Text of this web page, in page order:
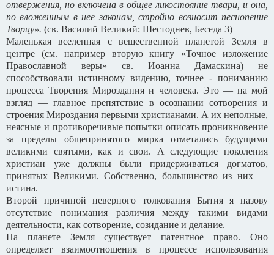
отвержения, но включена в общее ликостояние твари, и она,
по вложенным в нее законам, стройно возносит песнопение
Творцу». (св. Василий Великий: Шестоднев, Беседа 3)
Маленькая вселенная с вещественной планетой Земля в
центре (см. например вторую книгу «Точное изложение
Православной веры» св. Иоанна Дамаскина) не
способствовали истинному видению, точнее - пониманию
процесса Творения Мироздания и человека. Это — на мой
взгляд — главное препятствие в осознании сотворения и
строения Мироздания первыми христианами. А их неполные,
неясные и противоречивые попытки описать проникновение
за пределы общепринятого мирка отметались будущими
великими святыми, как и свои. А следующие поколения
христиан уже должны были придерживаться догматов,
принятых Великими. Собственно, большинство из них —
истина.
Второй причиной неверного толкования Бытия я назову
отсутствие понимания различия между такими видами
деятельности, как сотворение, созидание и делание.
На планете Земля существует патентное право. Оно
определяет взаимоотношения в процессе использования